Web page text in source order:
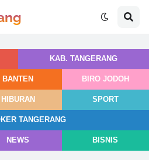
KAB. TANGERANG
BANTEN BIRO JODOH
HIBURAN SPORT
TANGERANG
NEWS BISNIS